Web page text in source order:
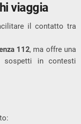
viaggia
il contatto tra
112, ma offre una
sospetti in contesti